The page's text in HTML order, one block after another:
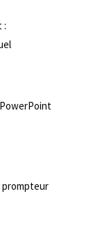
:
prompteur